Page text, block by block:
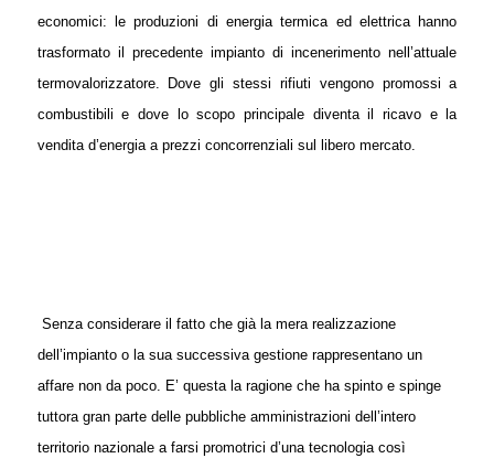
economici: le produzioni di energia termica ed elettrica hanno
trasformato il precedente impianto di incenerimento nell’attuale
termovalorizzatore. Dove gli stessi rifiuti vengono promossi a
combustibili e dove lo scopo principale diventa il ricavo e la
vendita d’energia a prezzi concorrenziali sul libero mercato.
Senza considerare il fatto che già la mera realizzazione
dell’impianto o la sua successiva gestione rappresentano un
affare non da poco. E’ questa la ragione che ha spinto e spinge
tuttora gran parte delle pubbliche amministrazioni dell’intero
territorio nazionale a farsi promotrici d’una tecnologia così